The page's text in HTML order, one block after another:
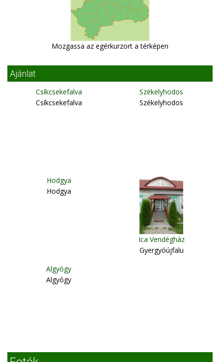
Mozgassa az egérkurzort a térképen
Ajánlat
Csíkcsekefalva
Csíkcsekefalva
Székelyhodos
Székelyhodos
Hodgya
Hodgya
Ica Vendégház
Gyergyóújfalu
Algyógy
Algyógy